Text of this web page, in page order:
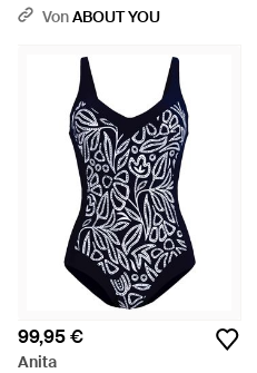
VonABOUT YOU
99,95 €
Anita